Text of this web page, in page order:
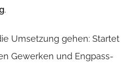
.
Umsetzung gehen: Startet
Gewerken und Engpass-